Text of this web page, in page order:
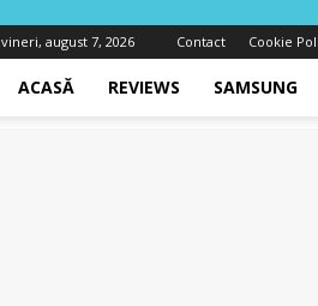
vineri, august 7, 2026 Contact Cookie
ACASĂ REVIEWS SAMSUNG